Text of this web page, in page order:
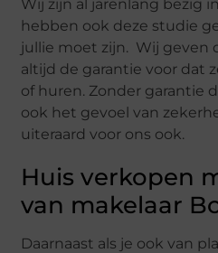
Wij zijn al jarenlang bezig
hebben ook deze studie
jullie moet zijn. Wij geven
altijd de garantie voor dat
of huren. Zonder garantie
ook het gevoel van
uiteraard voor ons ook.
Huis verkopen
van makelaar
Daarnaast als je ook van